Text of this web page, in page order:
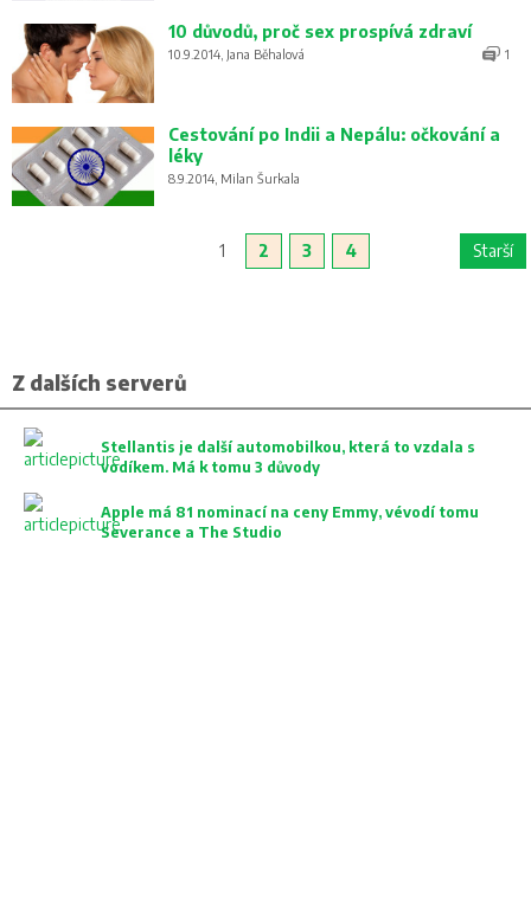
10 důvodů, proč sex prospívá zdraví
10.9.2014, Jana Běhalová 1
Cestování po Indii a Nepálu: očkování a
léky
8.9.2014, Milan Šurkala
1 2 3 4 Starší
Z dalších serverů
Stellantis je další automobilkou, která to vzdala s
vodíkem. Má k tomu 3 důvody
Apple má 81 nominací na ceny Emmy, vévodí tomu
Severance a The Studio